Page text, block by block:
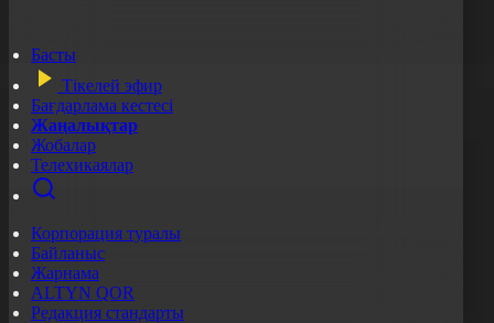
Басты
Тікелей эфир
Бағдарлама кестесі
Жаңалықтар
Жобалар
Телехикаялар
Корпорация туралы
Байланыс
Жарнама
ALTYN QOR
Редакция стандарты